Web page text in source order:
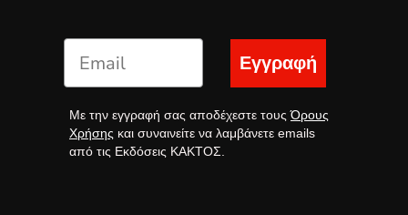
Εγγραφή
Με την εγγραφή σας αποδέχεστε τουςΌρους
Χρήσης και συναινείτε να λαμβάνετε emails
από τις Εκδόσεις ΚΑΚΤΟΣ.